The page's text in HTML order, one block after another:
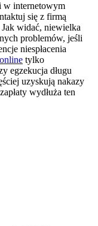
w internetowym
się z firmą
widać, niewielka
problemów, jeśli
niespłacenia
tylko
egzekucja długu
uzyskują nakazy
wydłuża ten